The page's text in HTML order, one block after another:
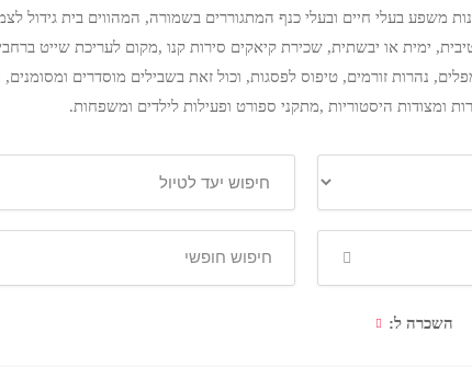
משפע בעלי חיים ובעלי כנף המתגוררים בשמורה, המהווים בית גידול
ימית או יבשתית, שכירת קיאקים סירות קנו ,מקום לעריכת שייט
נהרות זורמים, טיפוס לפסגות, וכול זאת בשבילים מוסדרים ומסומנים,
ומצודות היסטוריות ,מתקני ספורט ופעילות לילדים ומשפחות.
השכרה ל: